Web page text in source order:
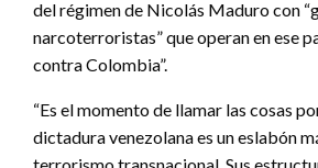
del régimen de Nicolás Maduro con
narcoterroristas” que operan en ese
contra Colombia”.
“Es el momento de llamar las cosas
dictadura venezolana es un eslabón